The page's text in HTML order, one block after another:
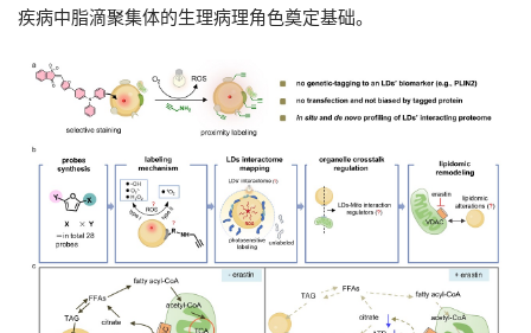
疾病中脂滴聚集体的生理病理角色奠定基础。